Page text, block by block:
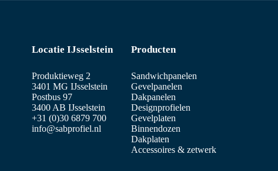
Locatie IJsselstein
Produktieweg 2
3401 MG IJsselstein
Postbus 97
3400 AB IJsselstein
+31 (0)30 6879 700
info@sabprofiel.nl
Producten
Sandwichpanelen
Gevelpanelen
Dakpanelen
Designprofielen
Gevelplaten
Binnendozen
Dakplaten
Accessoires & zetwerk